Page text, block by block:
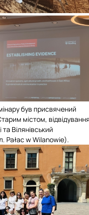
був присвячений
містом,
Вілянівський
Pałac w Wilanowie).